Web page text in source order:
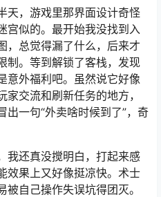
天，游戏里那界面设计奇怪
宫似的。最开始我没找到入
，总觉得漏了什么，后来才
制。等到解锁了客栈，发现
意外福利吧。虽然说它好像
交流和刷新任务的地方，
一句“外卖啥时候到了”，奇
我还真没搅明白，打起来感
效果上又好像挺凉快。术士
自己操作失误坑得团灭。